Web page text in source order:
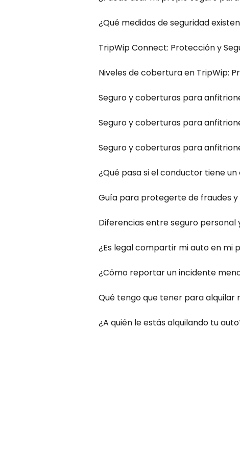
¿Qué medidas de seguridad
TripWip Connect: Protección y
Niveles de cobertura en TripWip:
Seguro y coberturas para
Seguro y coberturas para
Seguro y coberturas para
¿Qué pasa si el conductor tiene
Guía para protegerte de fraudes
Diferencias entre seguro personal
¿Es legal compartir mi auto en mi
¿Cómo reportar un incidente
Qué tengo que tener para alquilar
¿A quién le estás alquilando tu